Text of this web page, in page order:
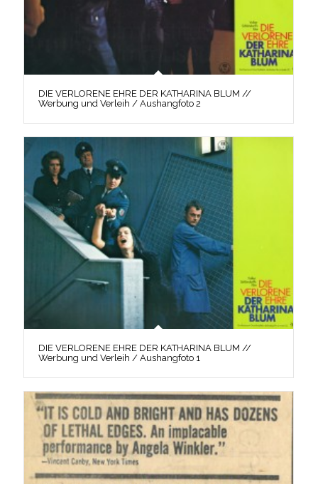
DIE VERLORENE EHRE DER KATHARINA BLUM //
Werbung und Verleih / Aushangfoto 2
DIE VERLORENE EHRE DER KATHARINA BLUM //
Werbung und Verleih / Aushangfoto 1